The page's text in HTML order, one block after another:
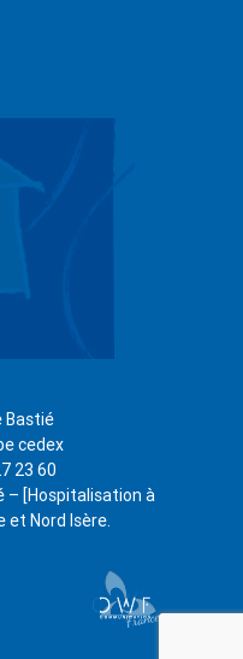
Bastié
cedex
23 60
– [Hospitalisation à
et Nord Isère.